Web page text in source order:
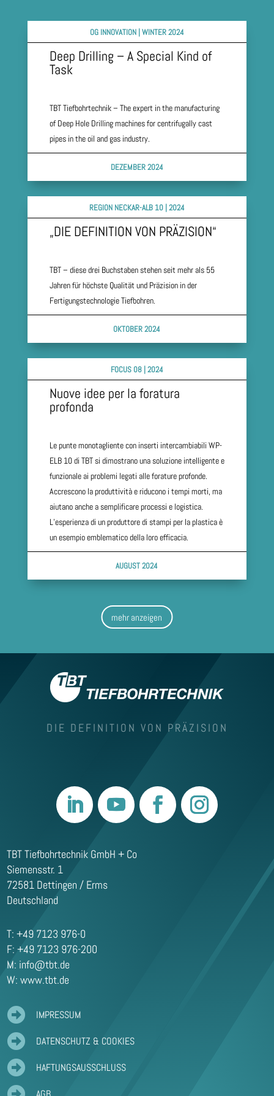
OG INNOVATION | WINTER 2024
Deep Drilling – A Special Kind of
Task
TBT Tiefbohrtechnik – The expert in the manufacturing
of Deep Hole Drilling machines for centrifugally cast
pipes in the oil and gas industry.
DEZEMBER 2024
REGION NECKAR-ALB 10 | 2024
„DIE DEFINITION VON PRÄZISION“
TBT – diese drei Buchstaben stehen seit mehr als 55
Jahren für höchste Qualität und Präzision in der
Fertigungstechnologie Tiefbohren.
OKTOBER 2024
FOCUS 08 | 2024
Nuove idee per la foratura
profonda
Le punte monotagliente con inserti intercambiabili WP-
ELB 10 di TBT si dimostrano una soluzione intelligente e
funzionale ai problemi legati alle forature profonde.
Accrescono la produttività e riducono i tempi morti, ma
aiutano anche a semplificare processi e logistica.
L’esperienza di un produttore di stampi per la plastica è
un esempio emblematico della loro efficacia.
AUGUST 2024
mehr anzeigen
DIE DEFINITION VON PRÄZISION
TBT Tiefbohrtechnik GmbH + Co
Siemensstr. 1
72581 Dettingen / Erms
Deutschland
T: +49 7123 976-0
F: +49 7123 976-200
M: info@tbt.de
W: www.tbt.de
 IMPRESSUM
 DATENSCHUTZ & COOKIES
 HAFTUNGSAUSSCHLUSS